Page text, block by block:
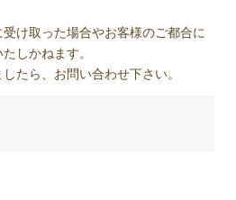
け取った場合やお客様のご都合に
しかねます。
たら、お問い合わせ下さい。